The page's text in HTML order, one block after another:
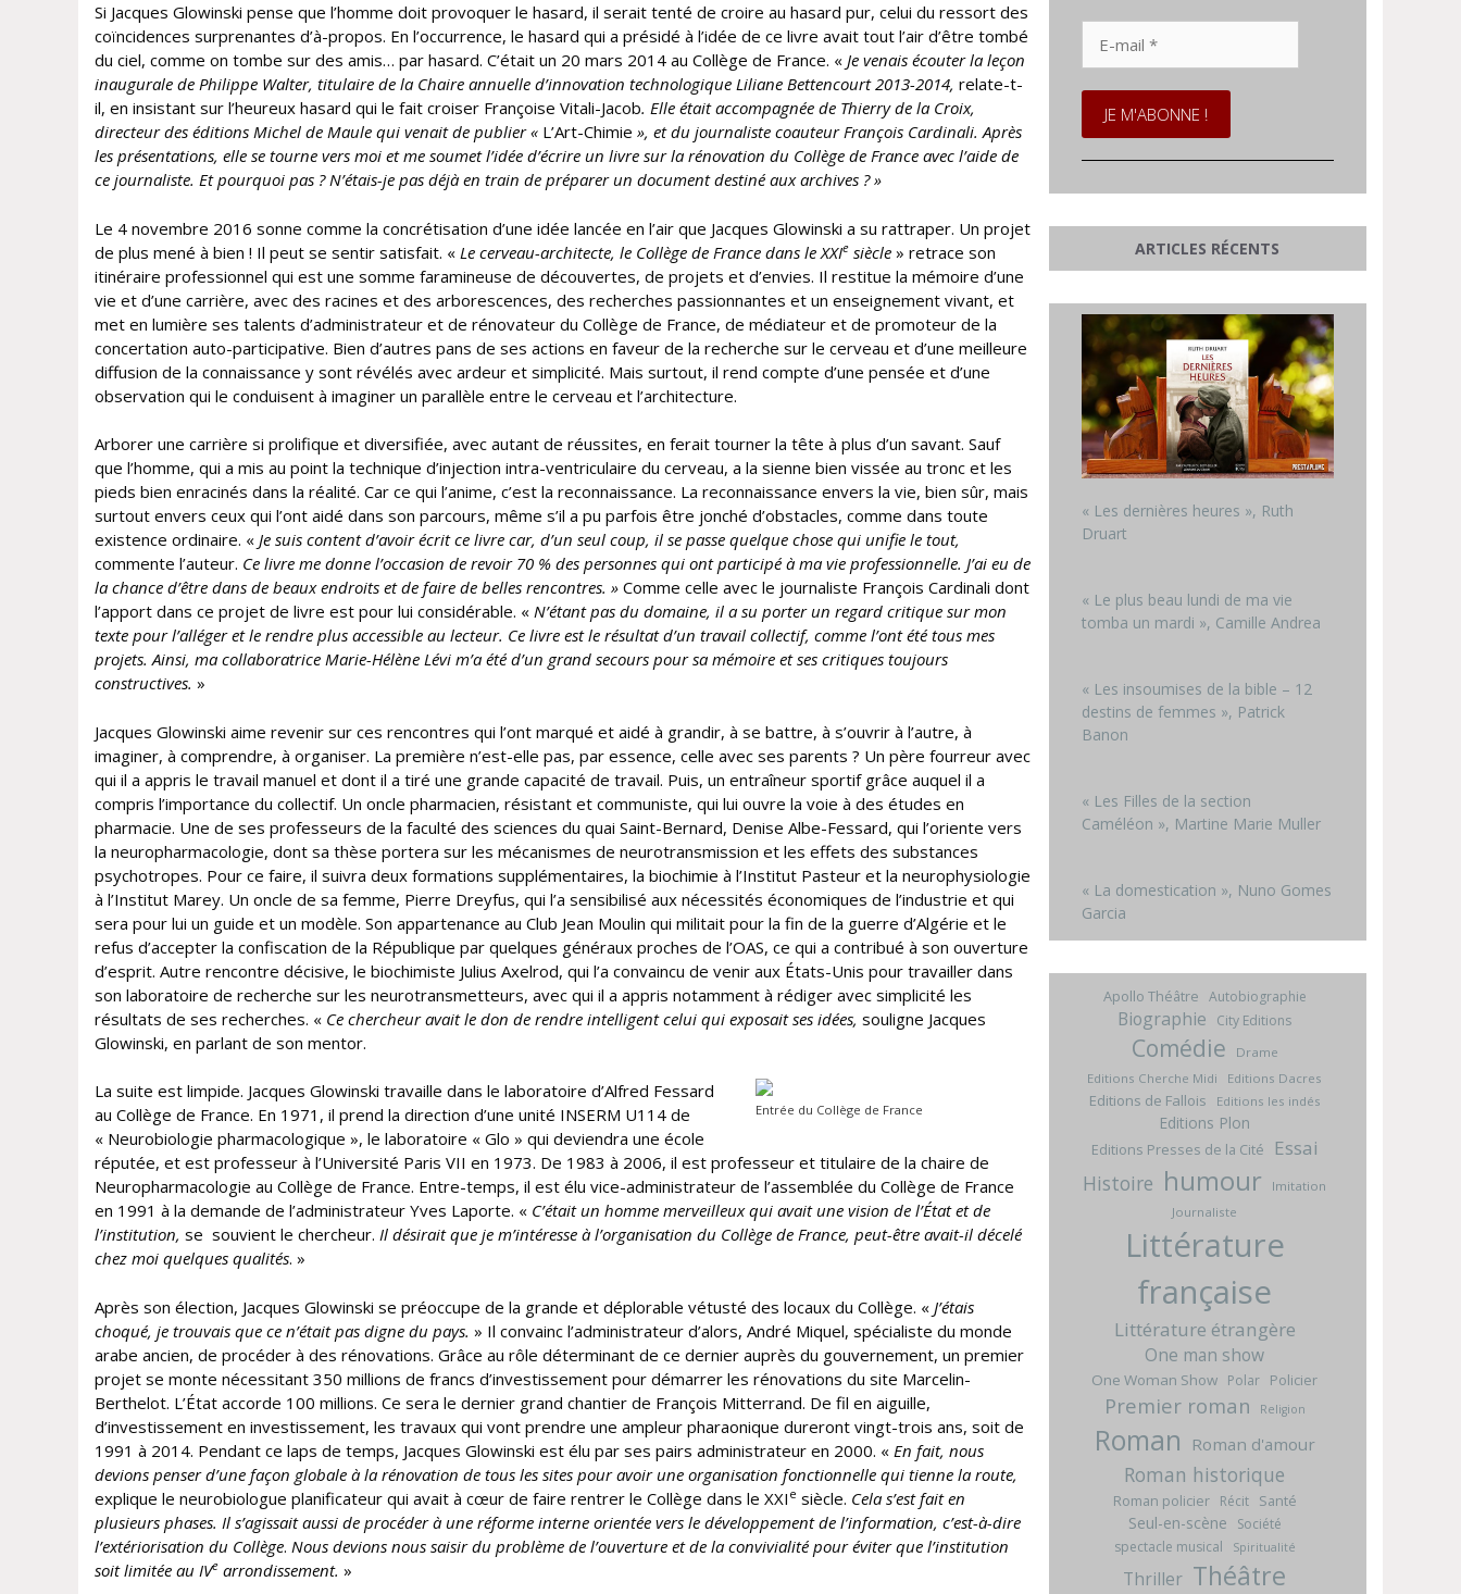
Si Jacques Glowinski pense que l’homme doit provoquer le hasard, il serait tenté de croire au hasard pur, celui du ressort des
coïncidences surprenantes d’à-propos. En l’occurrence, le hasard qui a présidé à l’idée de ce livre avait tout l’air d’être tombé
du ciel, comme on tombe sur des amis… par hasard. C’était un 20 mars 2014 au Collège de France. « Je venais écouter la leçon
inaugurale de Philippe Walter, titulaire de la Chaire annuelle d’innovation technologique Liliane Bettencourt 2013-2014, relate-t-
il, en insistant sur l’heureux hasard qui le fait croiser Françoise Vitali-Jacob. Elle était accompagnée de Thierry de la Croix,
directeur des éditions Michel de Maule qui venait de publier « L’Art-Chimie », et du journaliste coauteur François Cardinali. Après
les présentations, elle se tourne vers moi et me soumet l’idée d’écrire un livre sur la rénovation du Collège de France avec l’aide de
ce journaliste. Et pourquoi pas ? N’étais-je pas déjà en train de préparer un document destiné aux archives ? »
Le 4 novembre 2016 sonne comme la concrétisation d’une idée lancée en l’air que Jacques Glowinski a su rattraper. Un projet
de plus mené à bien ! Il peut se sentir satisfait. « Le cerveau-architecte, le Collège de France dans le XXIe siècle » retrace son
itinéraire professionnel qui est une somme faramineuse de découvertes, de projets et d’envies. Il restitue la mémoire d’une
vie et d’une carrière, avec des racines et des arborescences, des recherches passionnantes et un enseignement vivant, et
met en lumière ses talents d’administrateur et de rénovateur du Collège de France, de médiateur et de promoteur de la
concertation auto-participative. Bien d’autres pans de ses actions en faveur de la recherche sur le cerveau et d’une meilleure
diffusion de la connaissance y sont révélés avec ardeur et simplicité. Mais surtout, il rend compte d’une pensée et d’une
observation qui le conduisent à imaginer un parallèle entre le cerveau et l’architecture.
Arborer une carrière si prolifique et diversifiée, avec autant de réussites, en ferait tourner la tête à plus d’un savant. Sauf
que l’homme, qui a mis au point la technique d’injection intra-ventriculaire du cerveau, a la sienne bien vissée au tronc et les
pieds bien enracinés dans la réalité. Car ce qui l’anime, c’est la reconnaissance. La reconnaissance envers la vie, bien sûr, mais
surtout envers ceux qui l’ont aidé dans son parcours, même s’il a pu parfois être jonché d’obstacles, comme dans toute
existence ordinaire. « Je suis content d’avoir écrit ce livre car, d’un seul coup, il se passe quelque chose qui unifie le tout,
commente l’auteur. Ce livre me donne l’occasion de revoir 70 % des personnes qui ont participé à ma vie professionnelle. J’ai eu de
la chance d’être dans de beaux endroits et de faire de belles rencontres. » Comme celle avec le journaliste François Cardinali dont
l’apport dans ce projet de livre est pour lui considérable. « N’étant pas du domaine, il a su porter un regard critique sur mon
texte pour l’alléger et le rendre plus accessible au lecteur. Ce livre est le résultat d’un travail collectif, comme l’ont été tous mes
projets. Ainsi, ma collaboratrice Marie-Hélène Lévi m’a été d’un grand secours pour sa mémoire et ses critiques toujours
constructives. »
Jacques Glowinski aime revenir sur ces rencontres qui l’ont marqué et aidé à grandir, à se battre, à s’ouvrir à l’autre, à
imaginer, à comprendre, à organiser. La première n’est-elle pas, par essence, celle avec ses parents ? Un père fourreur avec
qui il a appris le travail manuel et dont il a tiré une grande capacité de travail. Puis, un entraîneur sportif grâce auquel il a
compris l’importance du collectif. Un oncle pharmacien, résistant et communiste, qui lui ouvre la voie à des études en
pharmacie. Une de ses professeurs de la faculté des sciences du quai Saint-Bernard, Denise Albe-Fessard, qui l’oriente vers
la neuropharmacologie, dont sa thèse portera sur les mécanismes de neurotransmission et les effets des substances
psychotropes. Pour ce faire, il suivra deux formations supplémentaires, la biochimie à l’Institut Pasteur et la neurophysiologie
à l’Institut Marey. Un oncle de sa femme, Pierre Dreyfus, qui l’a sensibilisé aux nécessités économiques de l’industrie et qui
sera pour lui un guide et un modèle. Son appartenance au Club Jean Moulin qui militait pour la fin de la guerre d’Algérie et le
refus d’accepter la confiscation de la République par quelques généraux proches de l’OAS, ce qui a contribué à son ouverture
d’esprit. Autre rencontre décisive, le biochimiste Julius Axelrod, qui l’a convaincu de venir aux États-Unis pour travailler dans
son laboratoire de recherche sur les neurotransmetteurs, avec qui il a appris notamment à rédiger avec simplicité les
résultats de ses recherches. « Ce chercheur avait le don de rendre intelligent celui qui exposait ses idées, souligne Jacques
Glowinski, en parlant de son mentor.
Entrée du Collège de France
La suite est limpide. Jacques Glowinski travaille dans le laboratoire d’Alfred Fessard
au Collège de France. En 1971, il prend la direction d’une unité INSERM U114 de
« Neurobiologie pharmacologique », le laboratoire « Glo » qui deviendra une école
réputée, et est professeur à l’Université Paris VII en 1973. De 1983 à 2006, il est professeur et titulaire de la chaire de
Neuropharmacologie au Collège de France. Entre-temps, il est élu vice-administrateur de l’assemblée du Collège de France
en 1991 à la demande de l’administrateur Yves Laporte. « C’était un homme merveilleux qui avait une vision de l’État et de
l’institution, se souvient le chercheur. Il désirait que je m’intéresse à l’organisation du Collège de France, peut-être avait-il décelé
chez moi quelques qualités. »
Après son élection, Jacques Glowinski se préoccupe de la grande et déplorable vétusté des locaux du Collège. « J’étais
choqué, je trouvais que ce n’était pas digne du pays. » Il convainc l’administrateur d’alors, André Miquel, spécialiste du monde
arabe ancien, de procéder à des rénovations. Grâce au rôle déterminant de ce dernier auprès du gouvernement, un premier
projet se monte nécessitant 350 millions de francs d’investissement pour démarrer les rénovations du site Marcelin-
Berthelot. L’État accorde 100 millions. Ce sera le dernier grand chantier de François Mitterrand. De fil en aiguille,
d’investissement en investissement, les travaux qui vont prendre une ampleur pharaonique dureront vingt-trois ans, soit de
1991 à 2014. Pendant ce laps de temps, Jacques Glowinski est élu par ses pairs administrateur en 2000. « En fait, nous
devions penser d’une façon globale à la rénovation de tous les sites pour avoir une organisation fonctionnelle qui tienne la route,
explique le neurobiologue planificateur qui avait à cœur de faire rentrer le Collège dans le XXI e siècle. Cela s’est fait en
plusieurs phases. Il s’agissait aussi de procéder à une réforme interne orientée vers le développement de l’information, c’est-à-dire
l’extériorisation du Collège. Nous devions nous saisir du problème de l’ouverture et de la convivialité pour éviter que l’institution
soit limitée au IVe arrondissement. »
mail
*
ARTICLES RÉCENTS
« Les dernières heures », Ruth
Druart
« Le plus beau lundi de ma vie
tomba un mardi », Camille Andrea
« Les insoumises de la bible – 12
destins de femmes », Patrick
Banon
« Les Filles de la section
Caméléon », Martine Marie Muller
« La domestication », Nuno Gomes
Garcia
Apollo Théâtre Autobiographie
Biographie City Editions
Comédie
Drame
Editions Cherche Midi
Editions Dacres
Editions de Fallois Editions les indés
Editions Plon
Editions Presses de la Cité Essai
Histoire humour
Imitation
Journaliste
Littérature
française
Littérature étrangère
One man show
One Woman Show Polar Policier
Premier roman Religion
Roman Roman d'amour
Roman historique
Roman policier Récit Santé
Seul-en-scène
Société
spectacle musical
Spiritualité
Thriller Théâtre